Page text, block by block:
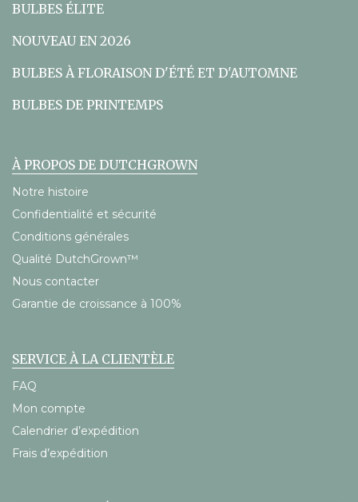
BULBES ÉLITE
NOUVEAU EN 2026
BULBES À FLORAISON D'ÉTÉ ET D'AUTOMNE
BULBES DE PRINTEMPS
À PROPOS DE DUTCHGROWN
Notre histoire
Confidentialité et sécurité
Conditions générales
Qualité DutchGrown™
Nous contacter
Garantie de croissance à 100%
SERVICE À LA CLIENTÈLE
FAQ
Mon compte
Calendrier d’expédition
Frais d’expédition